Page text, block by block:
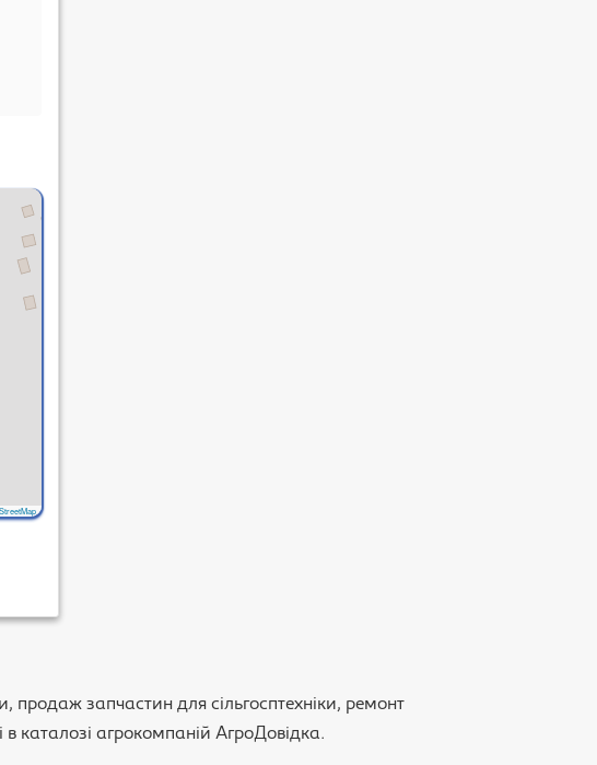
продаж запчастин для сільгосптехніки, ремонт
в каталозі агрокомпаній АгроДовідка.